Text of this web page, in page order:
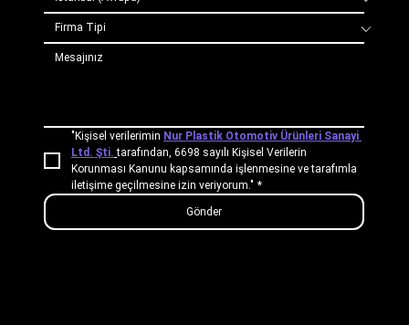
"Kişisel verilerimin Nur Plastik Otomotiv Ürünleri Sanayi
Ltd. Şti. tarafından, 6698 sayılı Kişisel Verilerin
Korunması Kanunu kapsamında işlenmesine ve tarafımla
iletişime geçilmesine izin veriyorum." *
Gönder